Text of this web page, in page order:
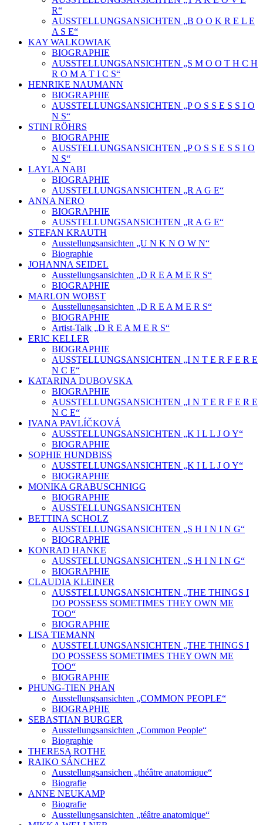
R“
AUSSTELLUNGSANSICHTEN „B O O K R E L E
A S E“
KAY WALKOWIAK
BIOGRAPHIE
AUSSTELLUNGSANSICHTEN „S M O O T H C H
R O M A T I C S“
HENRIKE NAUMANN
BIOGRAPHIE
AUSSTELLUNGSANSICHTEN „P O S S E S S I O
N S“
STINI RÖHRS
BIOGRAPHIE
AUSSTELLUNGSANSICHTEN „P O S S E S S I O
N S“
LAYLA NABI
BIOGRAPHIE
AUSSTELLUNGSANSICHTEN „R A G E“
ANNA NERO
BIOGRAPHIE
AUSSTELLUNGSANSICHTEN „R A G E“
STEFAN KRAUTH
Ausstellungsansichten „U N K N O W N“
Biographie
JOHANNA SEIDEL
Ausstellungsansichten „D R E A M E R S“
BIOGRAPHIE
MARLON WOBST
Ausstellungsansichten „D R E A M E R S“
BIOGRAPHIE
Artist-Talk „D R E A M E R S“
ERIC KELLER
BIOGRAPHIE
AUSSTELLUNGSANSICHTEN „I N T E R F E R E
N C E“
KATARINA DUBOVSKA
BIOGRAPHIE
AUSSTELLUNGSANSICHTEN „I N T E R F E R E
N C E“
IVANA PAVLÍČKOVÁ
AUSSTELLUNGSANSICHTEN „K I L L J O Y“
BIOGRAPHIE
SOPHIE HUNDBISS
AUSSTELLUNGSANSICHTEN „K I L L J O Y“
BIOGRAPHIE
MONIKA GRABUSCHNIGG
BIOGRAPHIE
AUSSTELLUNGSANSICHTEN
BETTINA SCHOLZ
AUSSTELLUNGSANSICHTEN „S H I N I N G“
BIOGRAPHIE
KONRAD HANKE
AUSSTELLUNGSANSICHTEN „S H I N I N G“
BIOGRAPHIE
CLAUDIA KLEINER
AUSSTELLUNGSANSICHTEN „THE THINGS I
DO POSSESS SOMETIMES THEY OWN ME
TOO“
BIOGRAPHIE
LISA TIEMANN
AUSSTELLUNGSANSICHTEN „THE THINGS I
DO POSSESS SOMETIMES THEY OWN ME
TOO“
BIOGRAPHIE
PHUNG-TIEN PHAN
Ausstellungsansichten „COMMON PEOPLE“
BIOGRAPHIE
SEBASTIAN BURGER
Ausstellungsansichten „Common People“
Biographie
THERESA ROTHE
RAIKO SÁNCHEZ
Ausstellungsansichen „théâtre anatomique“
Biografie
ANNE NEUKAMP
Biografie
Ausstellungsansichten „téâtre anatomique“